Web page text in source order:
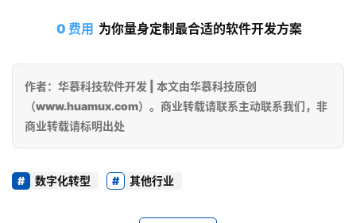
0
0
5
0 费用 为你量身定制最合适的软件开发方案
作者：华慕科技软件开发 | 本文由华慕科技原创
（www.huamux.com）。商业转载请联系主动联系我们，非
商业转载请标明出处
数字化转型 其他行业